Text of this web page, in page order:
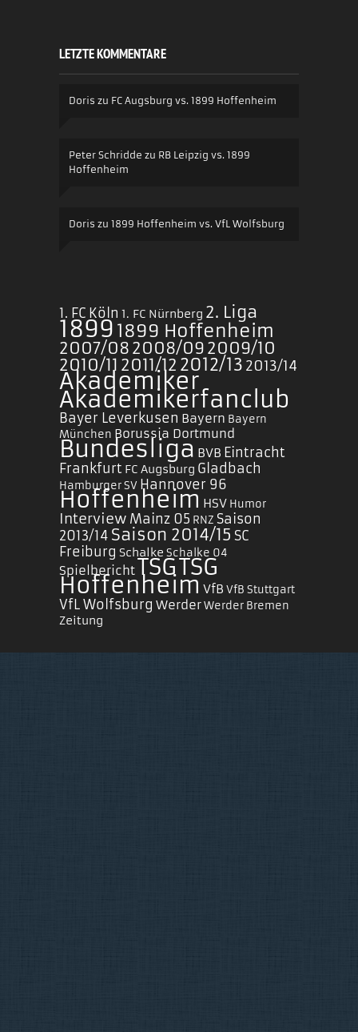
LETZTE KOMMENTARE
Doris zu FC Augsburg vs. 1899 Hoffenheim
Peter Schridde zu RB Leipzig vs. 1899
Hoffenheim
Doris zu 1899 Hoffenheim vs. VfL Wolfsburg
1. FC Köln 1. FC Nürnberg 2. Liga
1899 1899 Hoffenheim
2007/082008/092009/10
2010/11 2011/12 2012/13 2013/14
Akademiker
Akademikerfanclub
Bayer Leverkusen Bayern Bayern
München Borussia Dortmund
Bundesliga BVB Eintracht
Frankfurt FC Augsburg Gladbach
Hamburger SV Hannover 96
Hoffenheim HSV Humor
Interview Mainz 05 RNZ Saison
2013/14 Saison 2014/15 SC
Freiburg Schalke Schalke 04
SpielberichtTSGTSG
Hoffenheim VfB VfB Stuttgart
VfL Wolfsburg WerderWerder Bremen
Zeitung